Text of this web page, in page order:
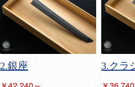
2.銀座 3.クラ